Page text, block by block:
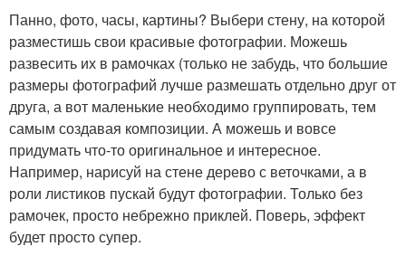
Панно, фото, часы, картины? Выбери стену, на которой
разместишь свои красивые фотографии. Можешь
развесить их в рамочках (только не забудь, что большие
размеры фотографий лучше размешать отдельно друг от
друга, а вот маленькие необходимо группировать, тем
самым создавая композиции. А можешь и вовсе
придумать что-то оригинальное и интересное.
Например, нарисуй на стене дерево с веточками, а в
роли листиков пускай будут фотографии. Только без
рамочек, просто небрежно приклей. Поверь, эффект
будет просто супер.